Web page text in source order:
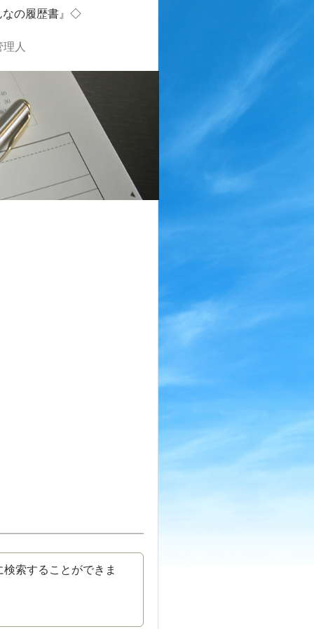
の履歴書』◇
理人
索することができま